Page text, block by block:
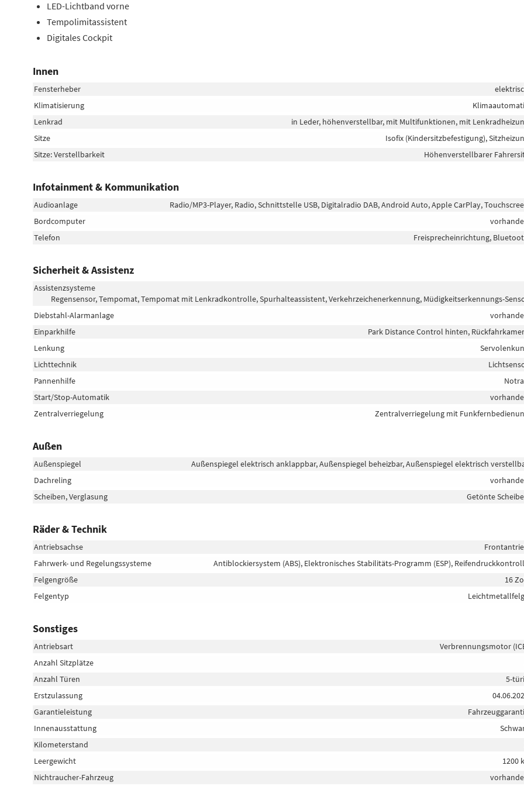
LED-Lichtband vorne
Tempolimitassistent
Digitales Cockpit
Innen
Fensterheber
Klimatisierung
Lenkrad
in Leder, höhenverstellbar, mit Multifunktionen, mit
Sitze
Isofix (Kindersitzbefestigung),
Sitze: Verstellbarkeit
Höhenverstellbarer
Infotainment & Kommunikation
Audioanlage
Radio/MP3-Player, Radio, Schnittstelle USB, Digitalradio DAB, Android Auto, Apple CarPlay,
Bordcomputer
Telefon
Freisprecheinrichtung,
Sicherheit & Assistenz
Assistenzsysteme
Regensensor, Tempomat, Tempomat mit Lenkradkontrolle, Spurhalteassistent, Verkehrzeichenerkennung, Müdigkeitserkennungs-
Diebstahl-Alarmanlage
Einparkhilfe
Park Distance Control hinten,
Lenkung
Lichttechnik
Pannenhilfe
Start/Stop-Automatik
Zentralverriegelung
Zentralverriegelung mit
Außen
Außenspiegel
Außenspiegel elektrisch anklappbar, Außenspiegel beheizbar, Außenspiegel elektrisch
Dachreling
Scheiben, Verglasung
Getönte
Räder & Technik
Antriebsachse
Fahrwerk- und Regelungssysteme
Antiblockiersystem (ABS), Elektronisches Stabilitäts-Programm (ESP),
Felgengröße
16
Felgentyp
Sonstiges
Antriebsart
Verbrennungsmotor
Anzahl Sitzplätze
Anzahl Türen
5-
Erstzulassung
Garantieleistung
Innenausstattung
Kilometerstand
Leergewicht
1200
Nichtraucher-Fahrzeug